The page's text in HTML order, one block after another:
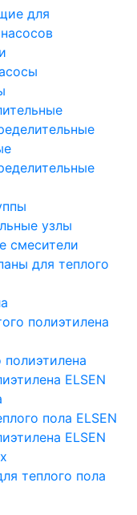
для
узлы
смесители
для теплого
полиэтилена
ELSEN
пола ELSEN
ELSEN
теплого пола